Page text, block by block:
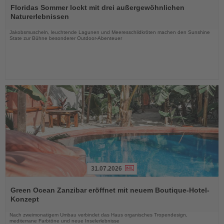
Sie
die
Floridas Sommer lockt mit drei außergewöhnlichen
Naturerlebnissen
Jakobsmuscheln, leuchtende Lagunen und Meeresschildkröten machen den Sunshine
State zur Bühne besonderer Outdoor-Abenteuer
Sie
die
Nachrichten
31.07.2026
Green Ocean Zanzibar eröffnet mit neuem Boutique-Hotel-
Konzept
Nach zweimonatigem Umbau verbindet das Haus organisches Tropendesign,
mediterrane Farbtöne und neue Inselerlebnisse